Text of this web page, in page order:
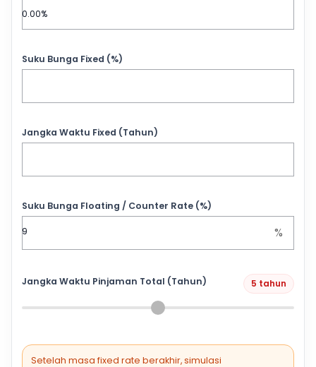
Suku Bunga Fixed (%)
Jangka Waktu Fixed (Tahun)
Suku Bunga Floating / Counter Rate (%)
%
Jangka Waktu Pinjaman Total (Tahun) 5 tahun
Setelah masa fixed rate berakhir, simulasi